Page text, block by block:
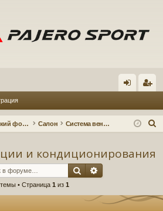
д ис
ац
Технический форум Салон Система вентиляции и кондиционирования
и кондиционирования
Поиск
• Страница 1 из 1